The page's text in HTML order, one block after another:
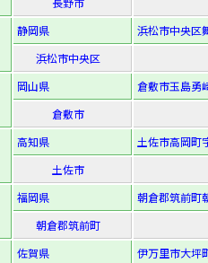
静岡県
浜松市中央区
浜松市中央区
岡山県
倉敷市玉島勇
倉敷市
高知県
土佐市高岡町
土佐市
福岡県
朝倉郡筑前町
朝倉郡筑前町
佐賀県
伊万里市大坪